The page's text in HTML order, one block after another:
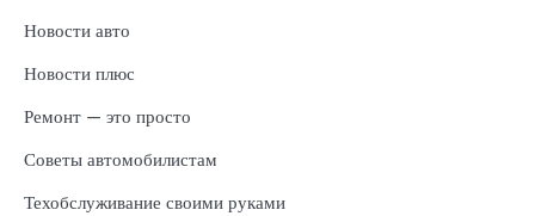
Новости авто
Новости плюс
Ремонт — это просто
Советы автомобилистам
Техобслуживание своими руками